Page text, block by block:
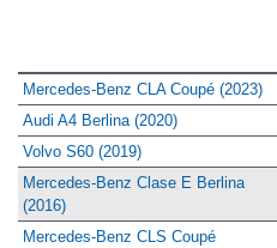
Mercedes-Benz CLA Coupé (2023)
Audi A4 Berlina (2020)
Volvo S60 (2019)
Mercedes-Benz Clase E Berlina
(2016)
Mercedes-Benz CLS Coupé